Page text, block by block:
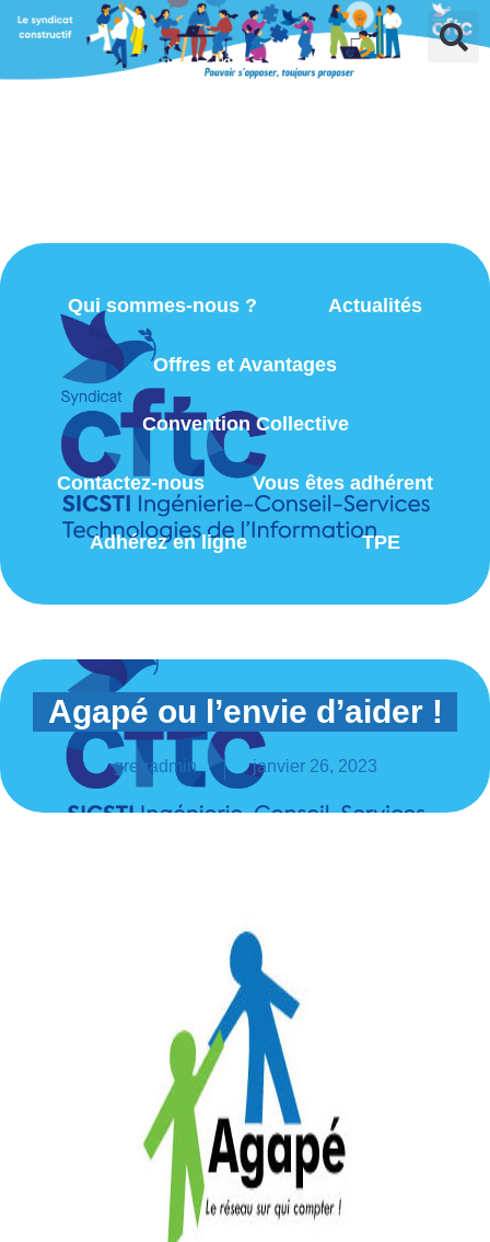
Qui sommes-nous ? Actualités
Offres et Avantages
Convention Collective
Contactez-nous Vous êtes adhérent
Adhérez en ligne TPE
Agapé ou l’envie d’aider !
gregadmin janvier 26, 2023